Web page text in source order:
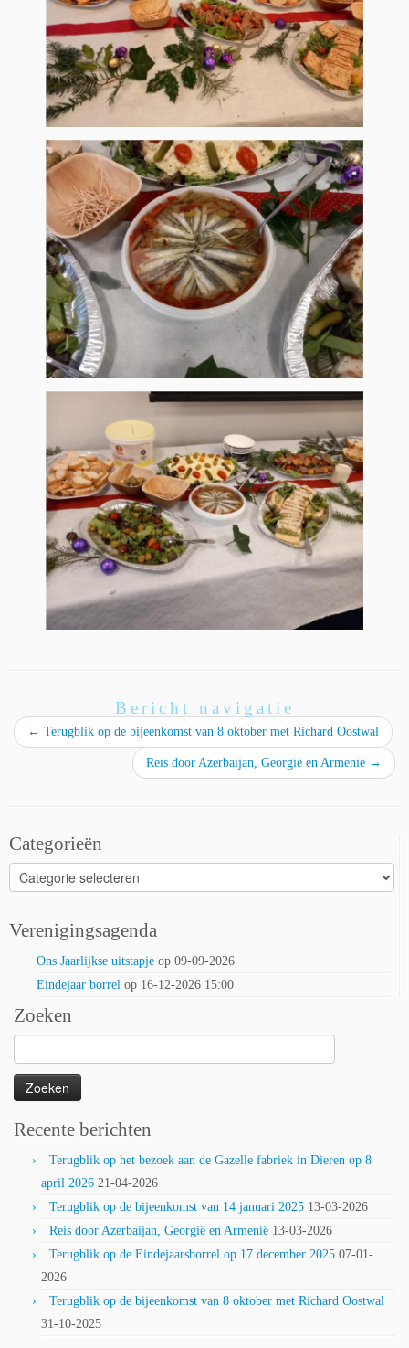
Bericht navigatie
← Terugblik op de bijeenkomst van 8 oktober met Richard Oostwal
Reis door Azerbaijan, Georgië en Armenië →
Categorieën
Categorieën
Verenigingsagenda
Ons Jaarlijkse uitstapje op 09-09-2026
Eindejaar borrel op 16-12-2026 15:00
Zoeken
naar:
Recente berichten
Terugblik op het bezoek aan de Gazelle fabriek in Dieren op 8
april 2026 21-04-2026
Terugblik op de bijeenkomst van 14 januari 2025 13-03-2026
Reis door Azerbaijan, Georgië en Armenië 13-03-2026
Terugblik op de Eindejaarsborrel op 17 december 2025 07-01-
2026
Terugblik op de bijeenkomst van 8 oktober met Richard Oostwal
31-10-2025